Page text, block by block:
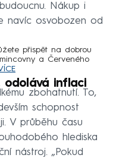
Nákup i
navíc osvobozen od
přispět na dobrou
a Červeného
odolává inflaci
zbohatnutí. To,
schopnost
V průběhu času
hlediska
nástroj. „Pokud